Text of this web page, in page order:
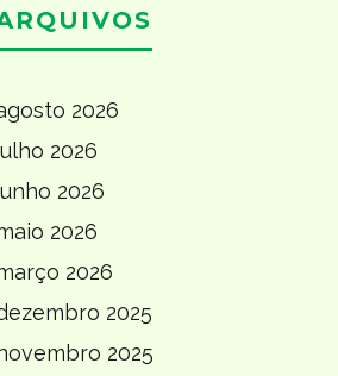
2026
2026
2026
2026
2026
2025
2025